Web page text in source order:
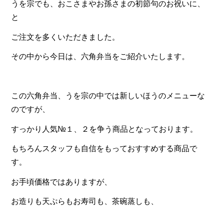
食材から選ぶ
お肉メイン弁当
お魚メイン弁当
旬の食材弁当
種類から選ぶ
近江(滋賀)地方ゆかりの弁当
四得オードブル
寿司・会席膳
高級弁当
オードブル
うを宗でも、おこさまやお孫さまの初節句のお祝いに、
と
ご注文を多くいただきました。
その中から今日は、六角弁当をご紹介いたします。
この六角弁当、うを宗の中では新しいほうのメニューな
のですが、
すっかり人気№１、２を争う商品となっております。
もちろんスタッフも自信をもっておすすめする商品で
す。
お手頃価格ではありますが、
お造りも天ぷらもお寿司も、茶碗蒸しも、